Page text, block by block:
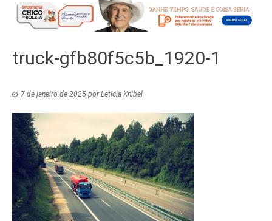
truck-gfb80f5c5b_1920-1
7 de janeiro de 2025 porLeticia Knibel